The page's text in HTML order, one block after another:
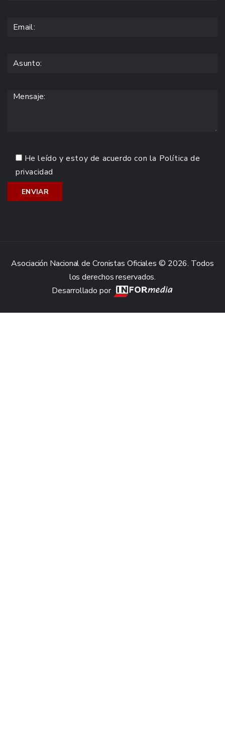
He leído y estoy de acuerdo con la Política de
privacidad
Asociación Nacional de Cronistas Oficiales © 2026. Todos
los derechos reservados.
Desarrollado por